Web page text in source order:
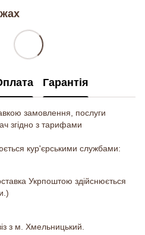
Гарантія
замовлення, послуги
згідно з тарифами
кур'єрськими службами:
Укрпоштою здійснюється
з м. Хмельницький.